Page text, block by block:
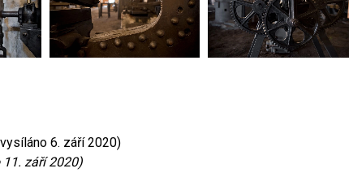
6. září 2020)
září 2020)